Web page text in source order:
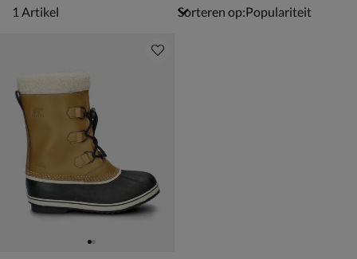
1 artikel
1 Artikel Sorteren op: